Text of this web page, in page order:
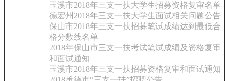
玉溪市2018年三支一扶大学生招募资格复审名单
德宏州2018年三支一扶大学生面试相关问题公告
保山市2018年三支一扶招募笔试成绩达到最低合
格分数线名单
2018年保山市三支一扶考试笔试成绩及资格复审
和面试通知
玉溪市2018年三支一扶招募资格复审和面试通知